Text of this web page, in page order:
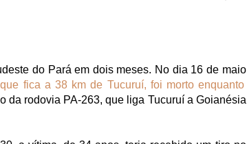
do Pará em dois meses. No dia 16 de maio
fica a 38 km de Tucuruí, foi morto enquanto
da rodovia PA-263, que liga Tucuruí a Goianésia